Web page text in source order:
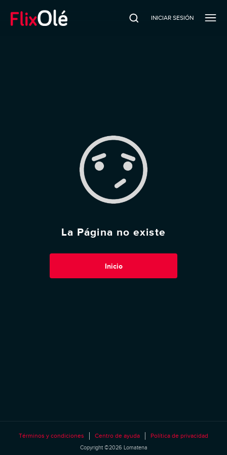
INICIAR SESIÓN
La Página no existe
Inicio
Términos y condiciones Centro de ayuda Política de privacidad
Copyright ©2026 Lomatena